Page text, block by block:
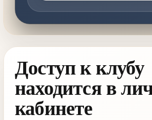
Доступ к клубу
находится в
кабинете